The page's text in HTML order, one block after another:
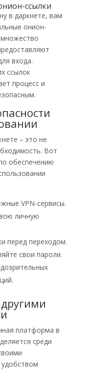
ссылки
в даркнете, вам
онион-
множество
входа.
ссылок
процесс и
– это не
Вот
обеспечению
VPN-сервисы.
личную
перед переходом.
свои пароли.
платформа в
среди
удобством